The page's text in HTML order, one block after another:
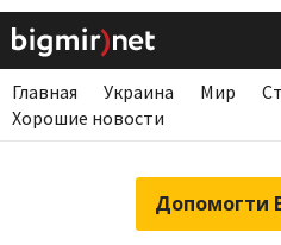
Главная Украина Мир
Хорошие новости
Допомогти